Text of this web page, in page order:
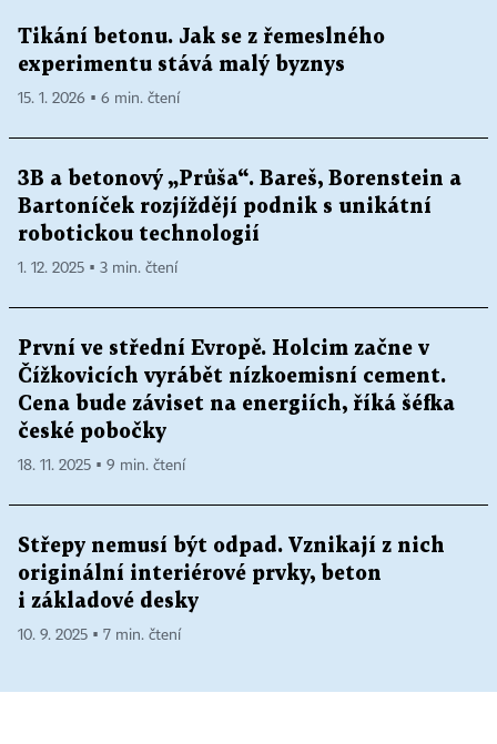
Tikání betonu. Jak se z řemeslného
experimentu stává malý byznys
15. 1. 2026 ▪ 6 min. čtení
3B a betonový „Průša“. Bareš, Borenstein a
Bartoníček rozjíždějí podnik s unikátní
robotickou technologií
1. 12. 2025 ▪ 3 min. čtení
První ve střední Evropě. Holcim začne v
Čížkovicích vyrábět nízkoemisní cement.
Cena bude záviset na energiích, říká šéfka
české pobočky
18. 11. 2025 ▪ 9 min. čtení
Střepy nemusí být odpad. Vznikají z nich
originální interiérové prvky, beton
i základové desky
10. 9. 2025 ▪ 7 min. čtení